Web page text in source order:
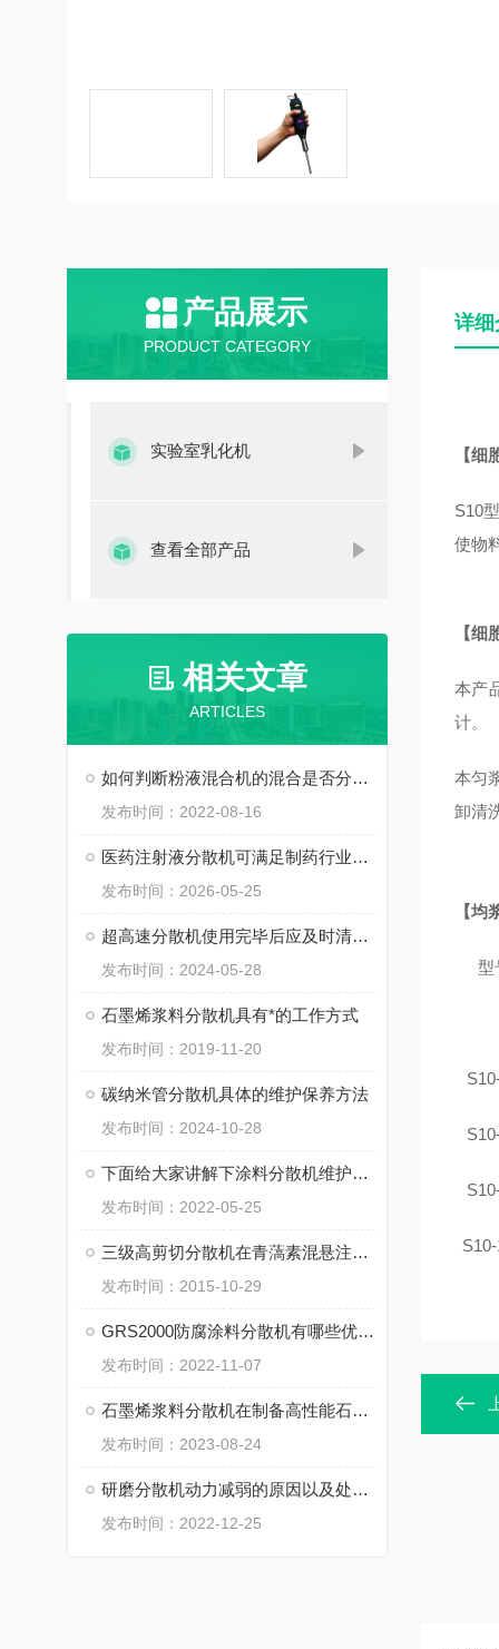
产品展示
PRODUCT CATEGORY
实验室乳化机
查看全部产品
相关文章
ARTICLES
如何判断粉液混合机的混合是否分散均匀呢？
发布时间：2022-08-16
医药注射液分散机可满足制药行业的特殊要求
发布时间：2026-05-25
超高速分散机使用完毕后应及时清洁，保持设备干净
发布时间：2024-05-28
石墨烯浆料分散机具有*的工作方式
发布时间：2019-11-20
碳纳米管分散机具体的维护保养方法
发布时间：2024-10-28
下面给大家讲解下涂料分散机维护以及注意事项
发布时间：2022-05-25
三级高剪切分散机在青薃素混悬注射液中的应用
发布时间：2015-10-29
GRS2000防腐涂料分散机有哪些优势?
发布时间：2022-11-07
石墨烯浆料分散机在制备高性能石墨烯材料的过程中起着至关重要的作用
发布时间：2023-08-24
研磨分散机动力减弱的原因以及处理方法
发布时间：2022-12-25
详细
【细
S10
使物
【细
本产
计。
本匀
卸清
【均
型
S
S
S
S